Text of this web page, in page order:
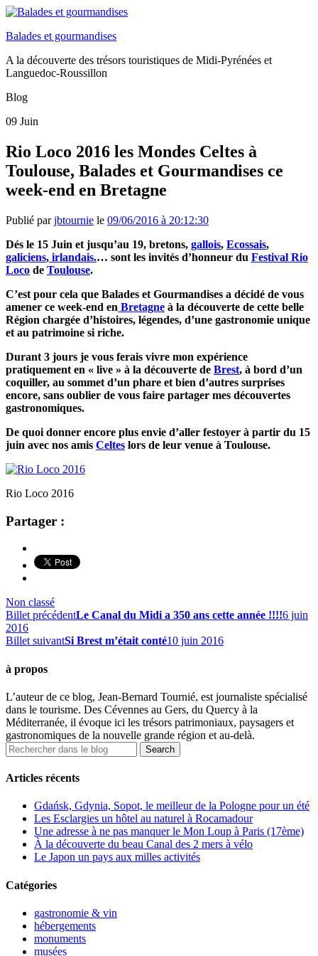
Balades et gourmandises
A la découverte des trésors touristiques de Midi-Pyrénées et
Languedoc-Roussillon
Blog
09 Juin
Rio Loco 2016 les Mondes Celtes à
Toulouse, Balades et Gourmandises ce
week-end en Bretagne
Publié parjbtournie le 09/06/2016 à 20:12:30
Dés le 15 Juin et jusqu’au 19, bretons, gallois, Ecossais,
galiciens, irlandais.… sont les invités d’honneur du Festival Rio
Loco de Toulouse.
C’est pour cela que Balades et Gourmandises a décidé de vous
amener ce week-end en Bretagne à la découverte de cette belle
Région chargée d’histoires, légendes, d’une gastronomie unique
et au patrimoine si riche.
Durant 3 jours je vous ferais vivre mon expérience
pratiquement en « live » à la découverte de Brest, à bord d’un
coquiller, au sommet d’un phare et bien d’autres surprises
encore, sans oublier de vous faire partager mes découvertes
gastronomiques.
De quoi donner encore plus envie d’aller festoyer à partir du 15
juin avec nos amis Celtes lors de leur venue à Toulouse.
Rio Loco 2016
Partager :
Non classé
Billet précédentLe Canal du Midi a 350 ans cette année !!!!6 juin
2016
Billet suivantSi Brest m’était conté10 juin 2016
à propos
L’auteur de ce blog, Jean-Bernard Tournié, est journaliste spécialisé
dans le tourisme. Des Cévennes au Gers, du Quercy à la
Méditerranée, il évoque ici les trésors patrimoniaux, paysagers et
gastronomiques de la nouvelle grande région et au-delà.
Articles récents
Gdańsk, Gdynia, Sopot, le meilleur de la Pologne pour un été
Les Esclargies un hôtel au naturel à Rocamadour
Une adresse à ne pas manquer le Mon Loup à Paris (17ème)
À la découverte du beau Canal des 2 mers à vélo
Le Japon un pays aux milles activités
Catégories
gastronomie & vin
hébergements
monuments
musées